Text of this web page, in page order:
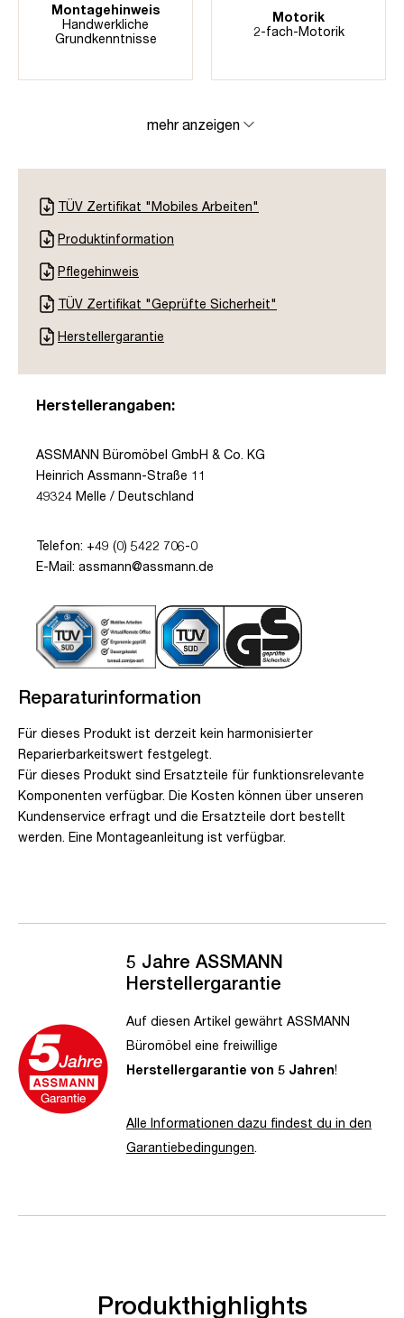
Montagehinweis
Handwerkliche
Grundkenntnisse
Motorik
2-fach-Motorik
mehr anzeigen
TÜV Zertifikat "Mobiles Arbeiten"
Produktinformation
Pflegehinweis
TÜV Zertifikat "Geprüfte Sicherheit"
Herstellergarantie
Herstellerangaben:
ASSMANN Büromöbel GmbH & Co. KG
Heinrich Assmann-Straße 11
49324 Melle / Deutschland
Telefon: +49 (0) 5422 706-0
E-Mail: assmann@assmann.de
Reparaturinformation
Für dieses Produkt ist derzeit kein harmonisierter
Reparierbarkeitswert festgelegt.
Für dieses Produkt sind Ersatzteile für funktionsrelevante
Komponenten verfügbar. Die Kosten können über unseren
Kundenservice erfragt und die Ersatzteile dort bestellt
werden. Eine Montageanleitung ist verfügbar.
5 Jahre ASSMANN
Herstellergarantie
Auf diesen Artikel gewährt ASSMANN
Büromöbel eine freiwillige
Herstellergarantie von 5 Jahren!
Alle Informationen dazu findest du in den
Garantiebedingungen.
Produkthighlights